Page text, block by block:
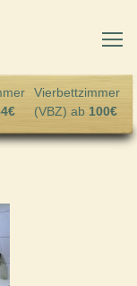
Vierbettzimmer
(VBZ) ab 100€